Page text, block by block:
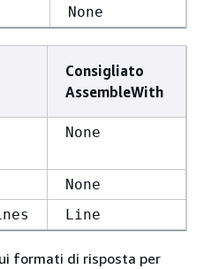
None
Consigliato
AssembleWith
None
None
Line
formati di risposta per